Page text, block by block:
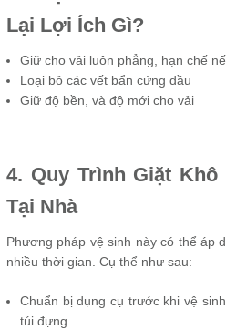
Lại Lợi Ích Gì?
Giữ cho vải luôn phẳng, hạn chế
Loại bỏ các vết bẩn cứng đầu
Giữ độ bền, và độ mới cho vải
4. Quy Trình Giặt
Tại Nhà
Phương pháp vệ sinh này có thể áp
nhiều thời gian. Cụ thể như sau:
Chuẩn bị dụng cụ trước khi vệ
túi đựng